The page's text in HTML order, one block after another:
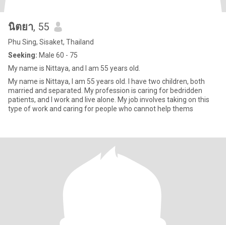
นิตยา, 55
Phu Sing, Sisaket, Thailand
Seeking: Male 60 - 75
My name is Nittaya, and I am 55 years old.
My name is Nittaya, I am 55 years old. I have two children, both
married and separated. My profession is caring for bedridden
patients, and I work and live alone. My job involves taking on this
type of work and caring for people who cannot help thems